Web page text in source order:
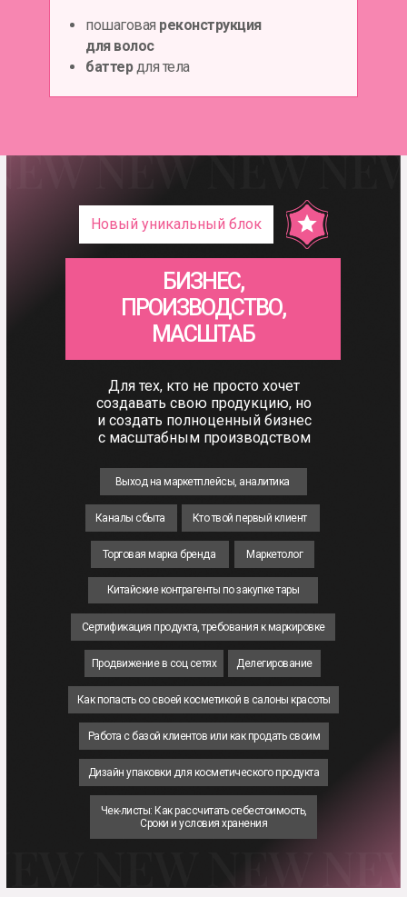
пошаговая реконструкция
для волос
баттердля тела
Для тех, кто не просто хочет
создавать свою продукцию, но
и создать полноценный бизнес
с масштабным производством
Выход на маркетплейсы, аналитика
БИЗНЕС,
ПРОИЗВОДСТВО,
МАСШТАБ
Каналы сбыта Кто твой первый клиент
Китайские контрагенты по закупке тары
Сертификация продукта, требования к маркировке
Как попасть со своей косметикой в салоны красоты
Торговая марка бренда Маркетолог
Работа с базой клиентов или как продать своим
Дизайн упаковки для косметического продукта
Чек-листы: Как рассчитать себестоимость,
Сроки и условия хранения
Продвижение в соц сетях Делегирование
Новый уникальный блок